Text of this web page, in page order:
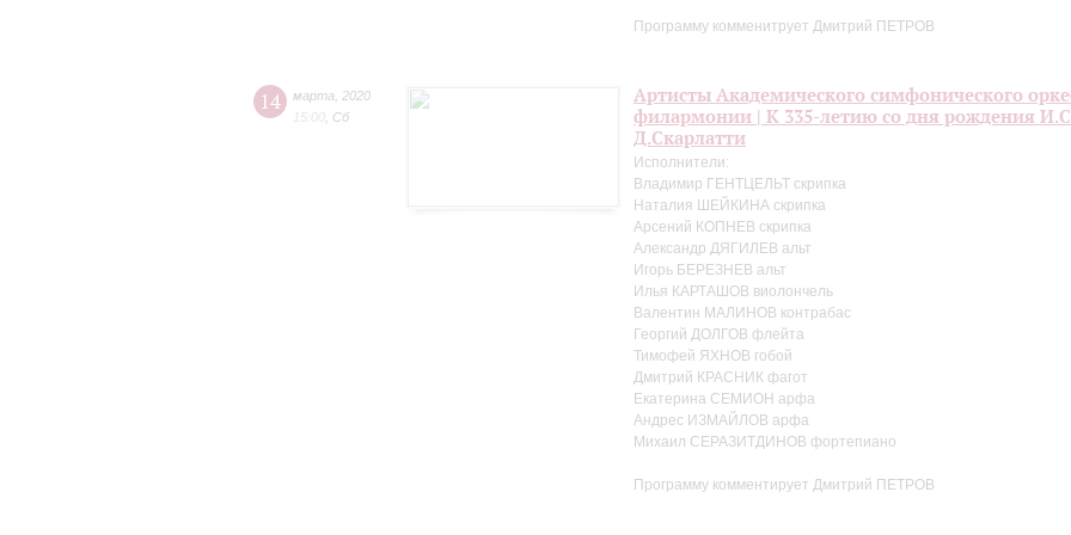
Программу комменитрует Дмитрий ПЕТРОВ
14 марта
2020
15:00 Сб
Артисты Академического симфонического
филармонии | К 335-летию со дня рождения
Д.Скарлатти
Исполнители:
Владимир ГЕНТЦЕЛЬТ скрипка
Наталия ШЕЙКИНА скрипка
Арсений КОПНЕВ скрипка
Александр ДЯГИЛЕВ альт
Игорь БЕРЕЗНЕВ альт
Илья КАРТАШОВ виолончель
Валентин МАЛИНОВ контрабас
Георгий ДОЛГОВ флейта
Тимофей ЯХНОВ гобой
Дмитрий КРАСНИК фагот
Екатерина СЕМИОН арфа
Андрес ИЗМАЙЛОВ арфа
Михаил СЕРАЗИТДИНОВ фортепиано
Программу комментирует Дмитрий ПЕТРОВ